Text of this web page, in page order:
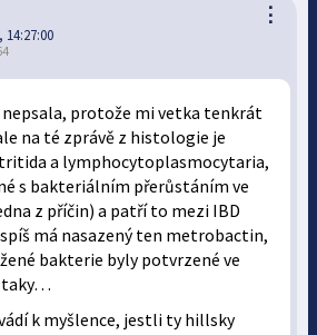
⋮
14:27:00
nepsala, protože mi vetka tenkrát
na té zprávě z histologie je
a lymphocytoplasmocytaria,
s bakteriálním přerůstáním ve
z příčin) a patří to mezi IBD
má nasazený ten metrobactin,
bakterie byly potvrzené ve
taky…
k myšlence, jestli ty hillsky